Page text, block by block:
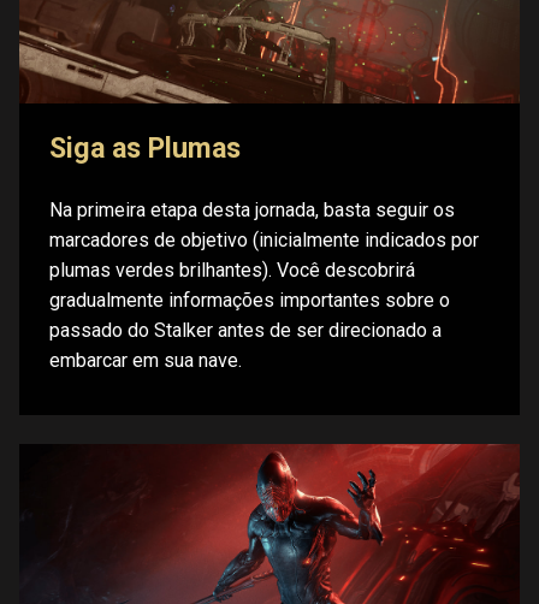
Siga as Plumas
Na primeira etapa desta jornada, basta seguir os
marcadores de objetivo (inicialmente indicados por
plumas verdes brilhantes). Você descobrirá
gradualmente informações importantes sobre o
passado do Stalker antes de ser direcionado a
embarcar em sua nave.